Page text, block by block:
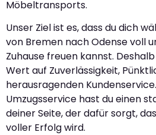
Möbeltransports.
Unser Ziel ist es, dass du dich
von Bremen nach Odense voll
Zuhause freuen kannst.
Wert auf Zuverlässigkeit,
herausragenden
Umzugsservice hast du einen
deiner Seite, der dafür sorgt,
voller Erfolg wird.